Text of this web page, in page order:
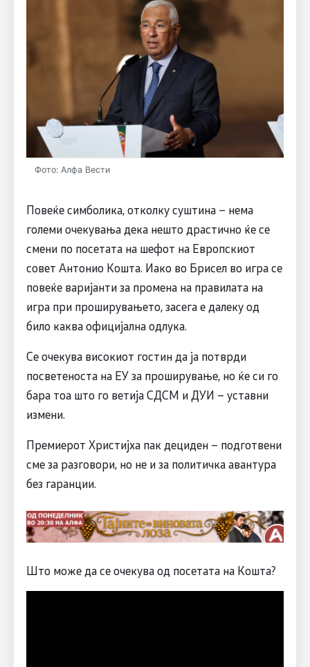
Фото: Алфа Вести
Повеќе симболика, отколку суштина – нема
големи очекувања дека нешто драстично ќе се
смени по посетата на шефот на Европскиот
совет Антонио Кошта. Иако во Брисел во игра се
повеќе варијанти за промена на правилата на
игра при проширувањето, засега е далеку од
било каква официјална одлука.
Се очекува високиот гостин да ја потврди
посветеноста на ЕУ за проширување, но ќе си го
бара тоа што го ветија СДСМ и ДУИ – уставни
измени.
Премиерот Христијха пак дециден – подготвени
сме за разговори, но не и за политичка авантура
без гаранции.
Што може да се очекува од посетата на Кошта?